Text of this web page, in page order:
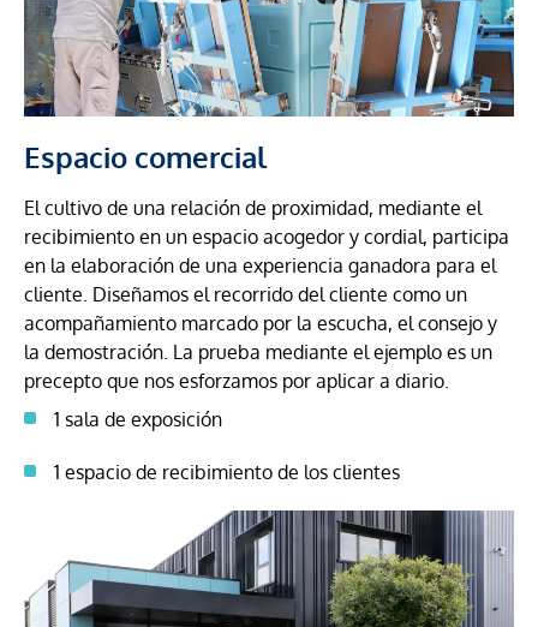
Espacio comercial
El cultivo de una relación de proximidad, mediante el
recibimiento en un espacio acogedor y cordial, participa
en la elaboración de una experiencia ganadora para el
cliente. Diseñamos el recorrido del cliente como un
acompañamiento marcado por la escucha, el consejo y
la demostración. La prueba mediante el ejemplo es un
precepto que nos esforzamos por aplicar a diario.
1 sala de exposición
1 espacio de recibimiento de los clientes